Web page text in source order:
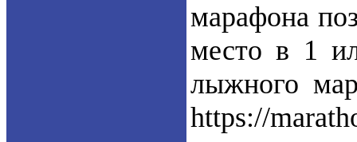
марафона
место в 1
лыжного
https://